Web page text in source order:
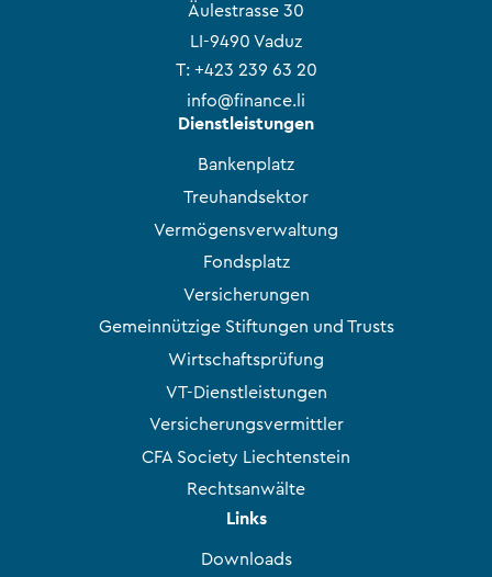
Äulestrasse 30
LI-9490 Vaduz
T: +423 239 63 20
info@finance.li
Dienstleistungen
Bankenplatz
Treuhandsektor
Vermögensverwaltung
Fondsplatz
Versicherungen
Gemeinnützige Stiftungen und Trusts
Wirtschaftsprüfung
VT-Dienstleistungen
Versicherungsvermittler
CFA Society Liechtenstein
Rechtsanwälte
Links
Downloads